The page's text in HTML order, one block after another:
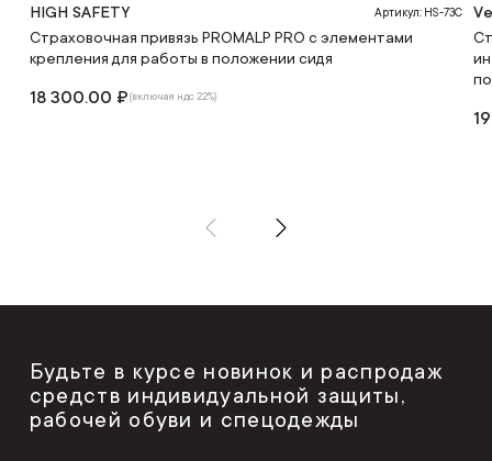
HIGH SAFETY Артикул: HS-73C
Страховочная привязь PROMALP PRO c элементами
крепления для работы в положении сидя
18 300.00 ₽(включая ндс 22%)
Будьте в курсе новинок и распродаж
средств индивидуальной защиты,
рабочей обуви и спецодежды